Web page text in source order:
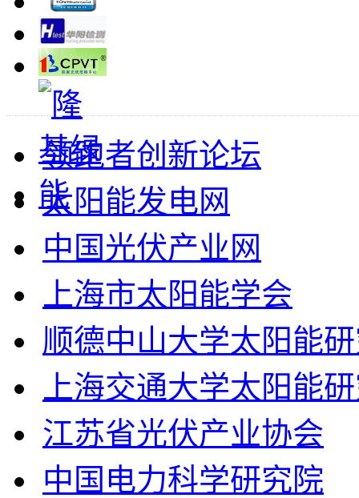
领跑者创新论坛
太阳能发电网
中国光伏产业网
上海市太阳能学会
顺德中山大学太阳能
上海交通大学太阳能
江苏省光伏产业协会
中国电力科学研究院